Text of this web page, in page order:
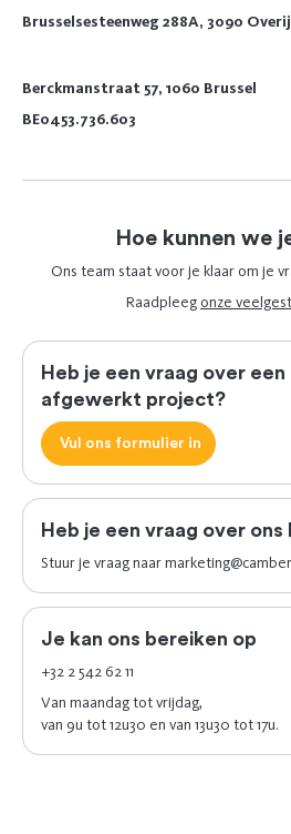
Brusselsesteenweg 288A, 3090
Berckmanstraat 57, 1060 Brussel
BE0453.736.603
Hoe kunnen we
Ons team staat voor je klaar om je
Raadpleegonze
Heb je een vraag over
afgewerkt project?
Vul ons formulier in
Heb je een vraag over
Stuur je vraag naar
Je kan ons bereiken op
+32 2 542 62 11
Van maandag tot vrijdag,
van 9u tot 12u30 en van 13u30 tot 17u.